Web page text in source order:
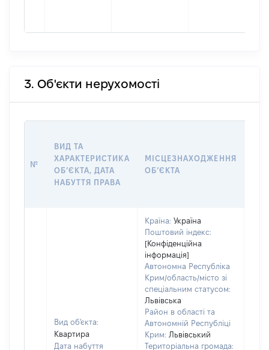
3. Об'єкти нерухомості
№
ВИД ТА
ХАРАКТЕРИСТИКА
ОБʼЄКТА, ДАТА
НАБУТТЯ ПРАВА
МІСЦЕЗНАХОДЖЕННЯ
ОБʼЄКТА
Вид об'єкта:
Квартира
Дата набуття
Країна: Україна
Поштовий індекс:
[Конфіденційна
інформація]
Автономна Республіка
Крим/область/місто зі
спеціальним статусом:
Львівська
Район в області та
Автономній Республіці
Крим: Львівський
Територіальна громада: